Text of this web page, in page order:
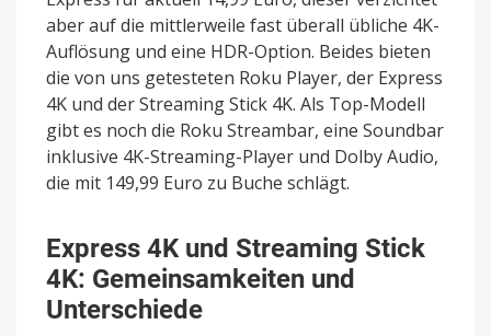
aber auf die mittlerweile fast überall übliche 4K-
Auflösung und eine HDR-Option. Beides bieten
die von uns getesteten Roku Player, der Express
4K und der Streaming Stick 4K. Als Top-Modell
gibt es noch die Roku Streambar, eine Soundbar
inklusive 4K-Streaming-Player und Dolby Audio,
die mit 149,99 Euro zu Buche schlägt.
Express 4K und Streaming Stick
4K: Gemeinsamkeiten und
Unterschiede